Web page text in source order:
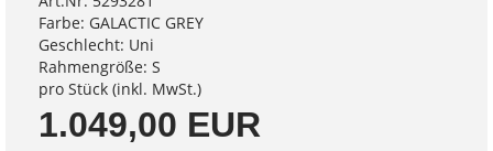
Farbe: GALACTIC GREY
Geschlecht: Uni
Rahmengröße: S
pro Stück (inkl. MwSt.)
1.049,00 EUR